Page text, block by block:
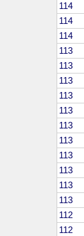
114
114
114
113
113
113
113
113
113
113
113
113
113
113
112
112